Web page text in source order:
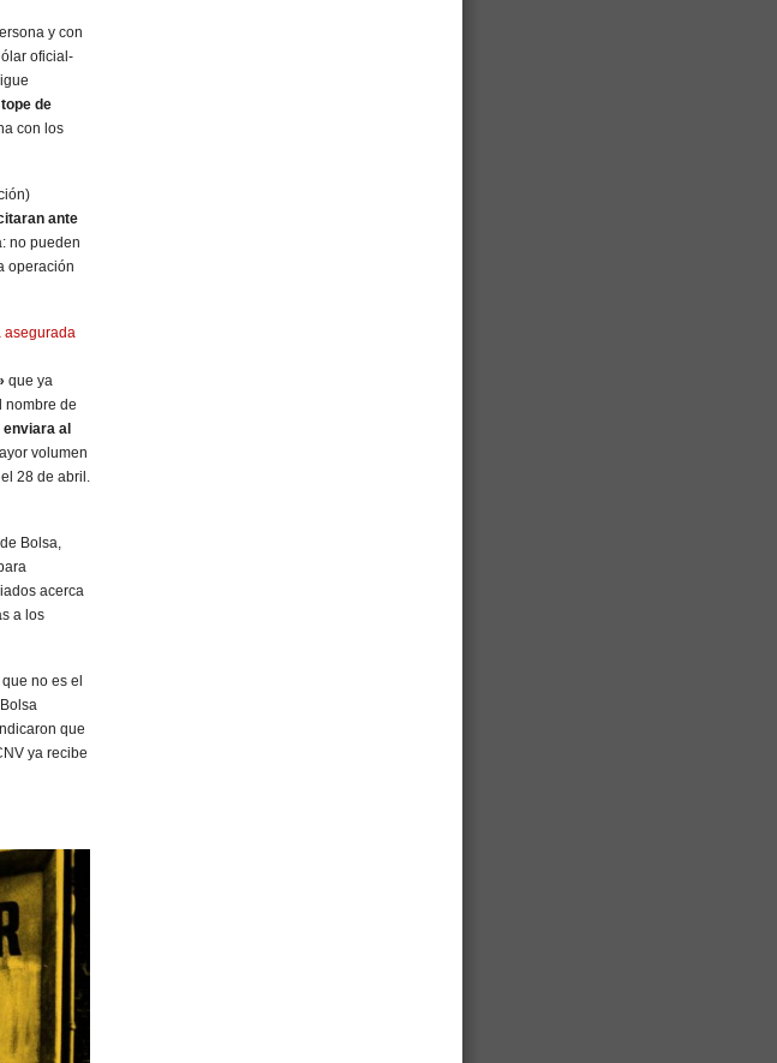
y con
oficial-
de
con los
ante
no pueden
operación
que ya
nombre de
al
volumen
28 de abril.
Bolsa,
acerca
a los
no es el
que
ya recibe